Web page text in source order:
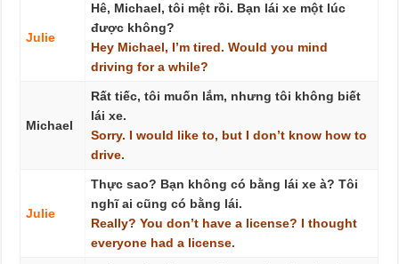
Julie
Hê, Michael, tôi mệt rồi. Bạn lái xe một lúc
được không?
Hey Michael, I’m tired. Would you mind
driving for a while?
Michael
Rất tiếc, tôi muốn lắm, nhưng tôi không biết
lái xe.
Sorry. I would like to, but I don’t know how to
drive.
Julie
Thực sao? Bạn không có bằng lái xe à? Tôi
nghĩ ai cũng có bằng lái.
Really? You don’t have a license? I thought
everyone had a license.